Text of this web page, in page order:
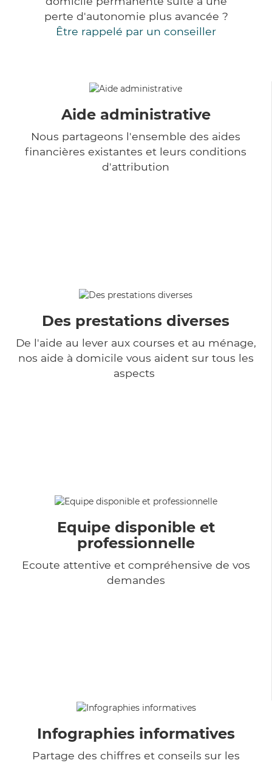
perte d'autonomie plus avancée ?
Être rappelé par un conseiller
Aide administrative
Nous partageons l'ensemble des aides
financières existantes et leurs conditions
d'attribution
Des prestations diverses
De l'aide au lever aux courses et au ménage,
nos aide à domicile vous aident sur tous les
aspects
Equipe disponible et
professionnelle
Ecoute attentive et compréhensive de vos
demandes
Infographies informatives
Partage des chiffres et conseils sur les